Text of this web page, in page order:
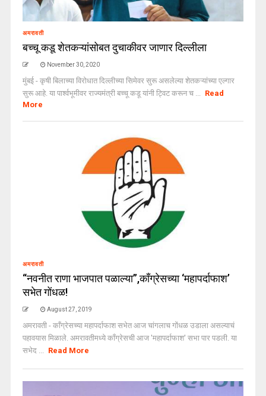
अमरावती
बच्चू कडू शेतकऱ्यांसोबत दुचाकीवर जाणार दिल्लीला
November 30, 2020
मुंबई - कृषी बिलाच्या विरोधात दिल्लीच्या सिमेवर सुरू असलेल्या शेतकऱ्यांच्या एल्गार
सुरू आहे. या पार्श्वभूमीवर राज्यमंत्री बच्चू कडू यांनी ट्विट करून च ... Read
More
अमरावती
“नवनीत राणा भाजपात पळाल्या”,काँग्रेसच्या ‘महापर्दाफाश’
सभेत गोंधळ!
August 27, 2019
अमरावती - काँग्रेसच्या महापर्दाफाश सभेत आज चांगलाच गोंधळ उडाला असल्याचं
पहावयास मिळाले. अमरावतीमध्ये काँग्रेसची आज 'महापर्दाफाश' सभा पार पडली. या
सभेद ... Read More